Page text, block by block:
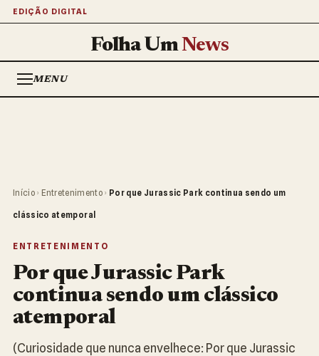
EDIÇÃO DIGITAL
Folha UmNews
MENU
Início › Entretenimento › Por que Jurassic Park continua sendo um
clássico atemporal
ENTRETENIMENTO
Por que Jurassic Park
continua sendo um clássico
atemporal
(Curiosidade que nunca envelhece: Por que Jurassic